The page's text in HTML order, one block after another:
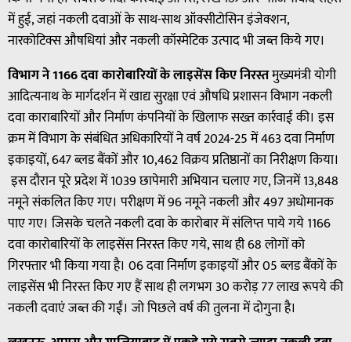
में हुई, जहां नकली दवाओं के साथ-साथ ऑक्सीटोसिन इंजेक्शन,
नारकोटिक्स औषधियां और नकली कॉस्मेटिक उत्पाद भी जब्त किये गए।
विभाग ने 1166 दवा कारोबारियों के लाइसेंस किए निरस्तमुख्यमंत्री योगी
आदित्यनाथ के मार्गदर्शन में खाद्य सुरक्षा एवं औषधि प्रशासन विभाग नकली
दवा काराबारियों और निर्माण कंपनियों के खिलाफ सख्त कार्रवाई की। इस
क्रम में विभाग के संबंधित अधिकारियों ने वर्ष 2024-25 में 463 दवा निर्माण
इकाइयों, 647 ब्लड बैंकों और 10,462 विक्रय प्रतिष्ठानों का निरीक्षण किया।
इस दौरान पूरे प्रदेश में 1039 छापेमारी अभियान चलाए गए, जिनमें 13,848
नमूने संकलित किए गए। परीक्षण में 96 नमूने नकली और 497 अधोमानक
पाए गए। जिसके चलते नकली दवा के कारोबार में संलिप्त पाये गये 1166
दवा कारोबारियों के लाइसेंस निरस्त किए गये, साथ ही 68 लोगों को
गिरफ्तार भी किया गया है। 06 दवा निर्माण इकाइयों और 05 ब्लड बैंकों के
लाइसेंस भी निरस्त किए गए हैं साथ ही लगभग 30 करोड़ 77 लाख रूपये की
नकली दवाएं जब्त की गईं। जो पिछले वर्ष की तुलना में दोगुना है।